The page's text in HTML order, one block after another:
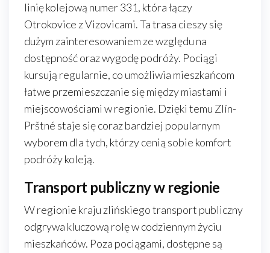
linię kolejową numer 331, która łączy
Otrokovice z Vizovicami. Ta trasa cieszy się
dużym zainteresowaniem ze względu na
dostępność oraz wygodę podróży. Pociągi
kursują regularnie, co umożliwia mieszkańcom
łatwe przemieszczanie się między miastami i
miejscowościami w regionie. Dzięki temu Zlín-
Prštné staje się coraz bardziej popularnym
wyborem dla tych, którzy cenią sobie komfort
podróży koleją.
Transport publiczny w regionie
W regionie kraju zlińskiego transport publiczny
odgrywa kluczową rolę w codziennym życiu
mieszkańców. Poza pociągami, dostępne są